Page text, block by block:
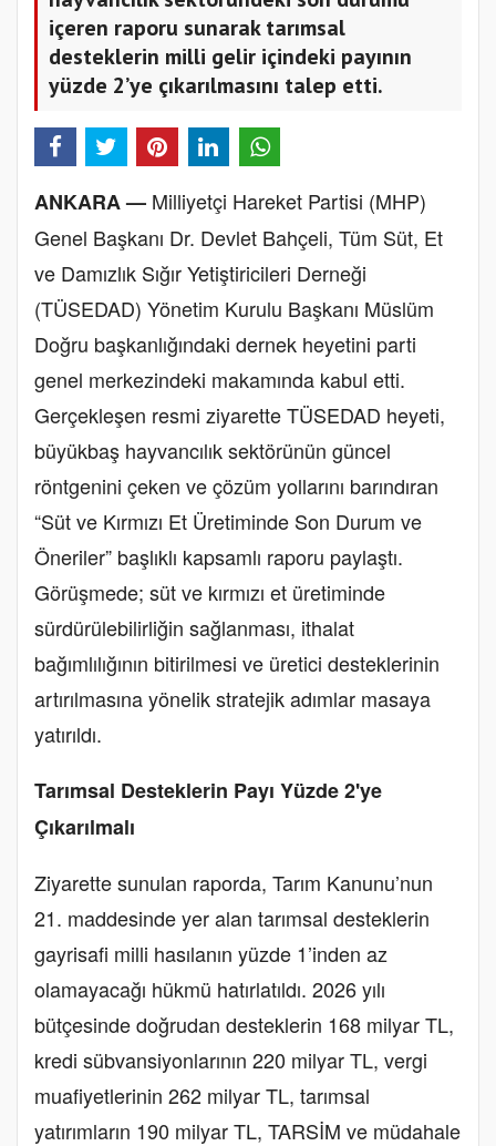
içeren raporu sunarak tarımsal
desteklerin milli gelir içindeki payının
yüzde 2’ye çıkarılmasını talep etti.
ANKARA — Milliyetçi Hareket Partisi (MHP)
Genel Başkanı Dr. Devlet Bahçeli, Tüm Süt, Et
ve Damızlık Sığır Yetiştiricileri Derneği
(TÜSEDAD) Yönetim Kurulu Başkanı Müslüm
Doğru başkanlığındaki dernek heyetini parti
genel merkezindeki makamında kabul etti.
Gerçekleşen resmi ziyarette TÜSEDAD heyeti,
büyükbaş hayvancılık sektörünün güncel
röntgenini çeken ve çözüm yollarını barındıran
“Süt ve Kırmızı Et Üretiminde Son Durum ve
Öneriler” başlıklı kapsamlı raporu paylaştı.
Görüşmede; süt ve kırmızı et üretiminde
sürdürülebilirliğin sağlanması, ithalat
bağımlılığının bitirilmesi ve üretici desteklerinin
artırılmasına yönelik stratejik adımlar masaya
yatırıldı.
Tarımsal Desteklerin Payı Yüzde 2'ye
Çıkarılmalı
Ziyarette sunulan raporda, Tarım Kanunu’nun
21. maddesinde yer alan tarımsal desteklerin
gayrisafi milli hasılanın yüzde 1’inden az
olamayacağı hükmü hatırlatıldı. 2026 yılı
bütçesinde doğrudan desteklerin 168 milyar TL,
kredi sübvansiyonlarının 220 milyar TL, vergi
muafiyetlerinin 262 milyar TL, tarımsal
yatırımların 190 milyar TL, TARSİM ve müdahale